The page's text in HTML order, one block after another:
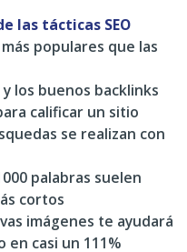
las tácticas SEO
populares que las
los buenos backlinks
calificar un sitio
se realizan con
palabras suelen
cortos
imágenes te ayudará
casi un 111%